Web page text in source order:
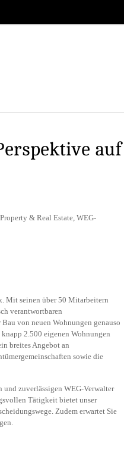
auf
& Real Estate, WEG-
Mit seinen über 50 Mitarbeitern
verantwortbaren
von neuen Wohnungen genauso
2.500 eigenen Wohnungen
breites Angebot an
sowie die
zuverlässigen WEG-Verwalter
Tätigkeit bietet unser
Zudem erwartet Sie